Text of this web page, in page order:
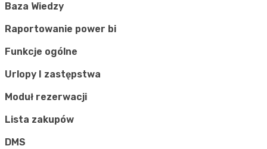
Baza Wiedzy
Raportowanie power bi
Funkcje ogólne
Urlopy I zastępstwa
Moduł rezerwacji
Lista zakupów
DMS